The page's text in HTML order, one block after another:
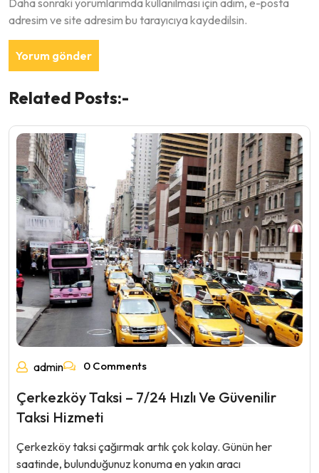
Daha sonraki yorumlarımda kullanılması için adım, e-posta
adresim ve site adresim bu tarayıcıya kaydedilsin.
Related Posts:-
admin 0 Comments
Çerkezköy Taksi – 7/24 Hızlı Ve Güvenilir
Taksi Hizmeti
Çerkezköy taksi çağırmak artık çok kolay. Günün her
saatinde, bulunduğunuz konuma en yakın aracı